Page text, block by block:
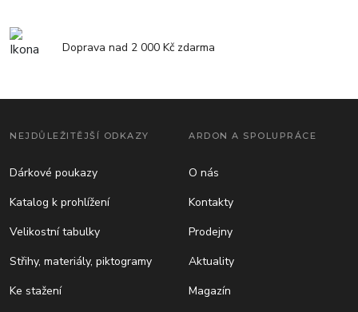
Doprava nad 2 000 Kč zdarma
NEJDŮLEŽITĚJŠÍ ODKAZY
Dárkové poukazy
Katalog k prohlížení
Velikostní tabulky
Střihy, materiály, piktogramy
Ke stažení
ARDON A SPOLUPRÁCE
O nás
Kontakty
Prodejny
Aktuality
Magazín